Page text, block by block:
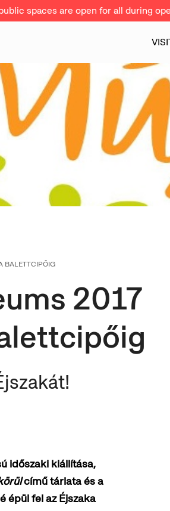
spaces are open for all during
BALETTCIPŐIG
2017
időszaki kiállítása,
című tárlata és a
épül fel az Éjszaka